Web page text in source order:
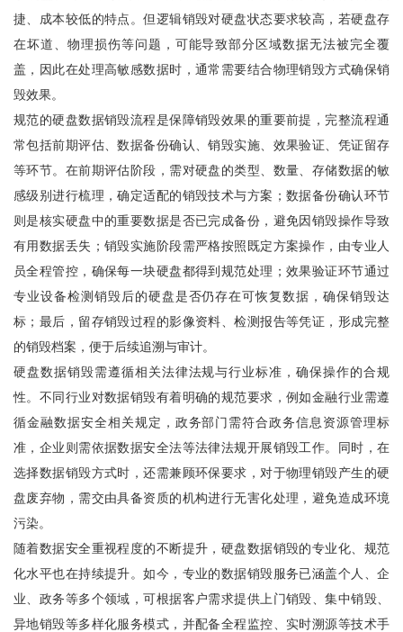
捷、成本较低的特点。但逻辑销毁对硬盘状态要求较高，若硬盘存
在坏道、物理损伤等问题，可能导致部分区域数据无法被完全覆
盖，因此在处理高敏感数据时，通常需要结合物理销毁方式确保销
毁效果。
规范的硬盘数据销毁流程是保障销毁效果的重要前提，完整流程通
常包括前期评估、数据备份确认、销毁实施、效果验证、凭证留存
等环节。在前期评估阶段，需对硬盘的类型、数量、存储数据的敏
感级别进行梳理，确定适配的销毁技术与方案；数据备份确认环节
则是核实硬盘中的重要数据是否已完成备份，避免因销毁操作导致
有用数据丢失；销毁实施阶段需严格按照既定方案操作，由专业人
员全程管控，确保每一块硬盘都得到规范处理；效果验证环节通过
专业设备检测销毁后的硬盘是否仍存在可恢复数据，确保销毁达
标；最后，留存销毁过程的影像资料、检测报告等凭证，形成完整
的销毁档案，便于后续追溯与审计。
硬盘数据销毁需遵循相关法律法规与行业标准，确保操作的合规
性。不同行业对数据销毁有着明确的规范要求，例如金融行业需遵
循金融数据安全相关规定，政务部门需符合政务信息资源管理标
准，企业则需依据数据安全法等法律法规开展销毁工作。同时，在
选择数据销毁方式时，还需兼顾环保要求，对于物理销毁产生的硬
盘废弃物，需交由具备资质的机构进行无害化处理，避免造成环境
污染。
随着数据安全重视程度的不断提升，硬盘数据销毁的专业化、规范
化水平也在持续提升。如今，专业的数据销毁服务已涵盖个人、企
业、政务等多个领域，可根据客户需求提供上门销毁、集中销毁、
异地销毁等多样化服务模式，并配备全程监控、实时溯源等技术手